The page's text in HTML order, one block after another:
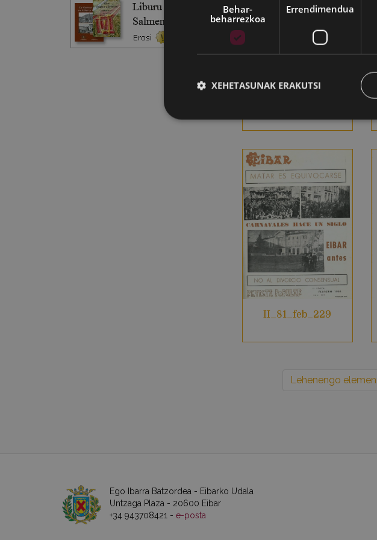
II_81_feb_229
Lehenengo
Ego Ibarra Batzordea - Eibarko Udala
Untzaga Plaza - 20600 Eibar
+34 943708421 - e-posta
Behar-
beharrezkoa
Errendimendua
XEHETASUNAK ERAKUTSI